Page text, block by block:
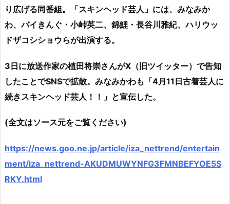
り広げる同番組。「スキンヘッド芸人」には、みなみか
わ、バイきんぐ・小峠英二、錦鯉・長谷川雅紀、ハリウッ
ドザコシショウらが出演する。
3日に放送作家の植田将崇さんがX（旧ツイッター）で告知
したことでSNSで拡散。みなみかわも「4月11日古着芸人に
続きスキンヘッド芸人！！」と宣伝した。
(全文はソース元をご覧ください)
https://news.goo.ne.jp/article/iza_nettrend/entertain
ment/iza_nettrend-AKUDMUWYNFG3FMNBEFYOE5S
RKY.html